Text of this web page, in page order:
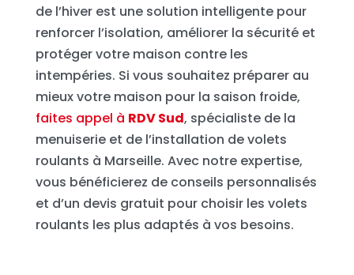
de l’hiver est une solution intelligente pour
renforcer l’isolation, améliorer la sécurité et
protéger votre maison contre les
intempéries. Si vous souhaitez préparer au
mieux votre maison pour la saison froide,
faites appel à RDV Sud, spécialiste de la
menuiserie et de l’installation de volets
roulants à Marseille. Avec notre expertise,
vous bénéficierez de conseils personnalisés
et d’un devis gratuit pour choisir les volets
roulants les plus adaptés à vos besoins.